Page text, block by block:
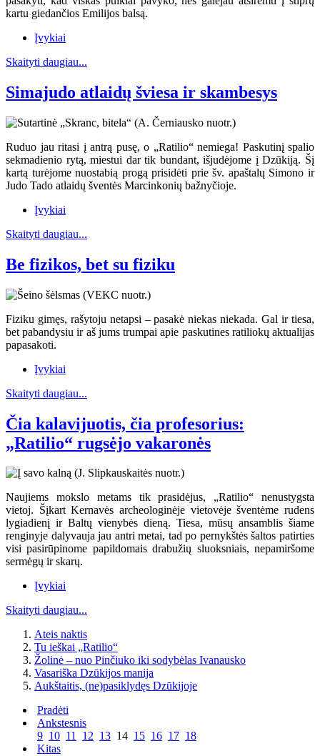
kartu giedančios Emilijos balsą.
Įvykiai
Skaityti daugiau...
Simajudo atlaidų šviesa ir skambesys
Ruduo jau ritasi į antrą pusę, o „Ratilio“ nemiega! Paskutinį spalio
sekmadienio rytą, miestui dar tik bundant, išjudėjome į Dzūkiją. Šį
kartą turėjome nuostabią progą prisidėti prie šv. apaštalų Simono ir
Judo Tado atlaidų šventės Marcinkonių bažnyčioje.
Įvykiai
Skaityti daugiau...
Be fizikos, bet su fiziku
Fiziku gimęs, rašytoju netapsi – pasakė niekas niekada. Gal ir tiesa,
bet pabandysiu ir aš jums trumpai apie paskutines ratiliokų aktualijas
papasakoti.
Įvykiai
Skaityti daugiau...
Čia kalavijuotis, čia profesorius:
„Ratilio“ rugsėjo vakaronės
Naujiems mokslo metams tik prasidėjus, „Ratilio“ nenustygsta
vietoj. Šįkart Kernavės archeologinėje vietovėje šventėme rudens
lygiadienį ir Baltų vienybės dieną. Tiesa, mūsų ansamblis šiame
renginyje dalyvauja jau antri metai, tad po pernykštės šaltos patirties
visi pasirūpinome papildomais drabužių sluoksniais, nepamiršome
sermėgų ir skarų.
Įvykiai
Skaityti daugiau...
Ateis naktis
Tu ieškai „Ratilio“
Žolinė – nuo Pinčiuko iki sodybėlas Ivanausko
Vasariška Dzūkijos manija
Aukštaitis, (ne)pasiklydęs Dzūkijoje
Pradėti
Ankstesnis
9 10 11 12 13 14 15 16 17 18
Kitas